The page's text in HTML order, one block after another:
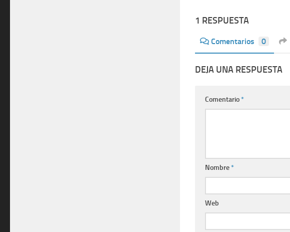
1 RESPUESTA
Comentarios 0
DEJA UNA RESPUESTA
Comentario*
Nombre*
Web